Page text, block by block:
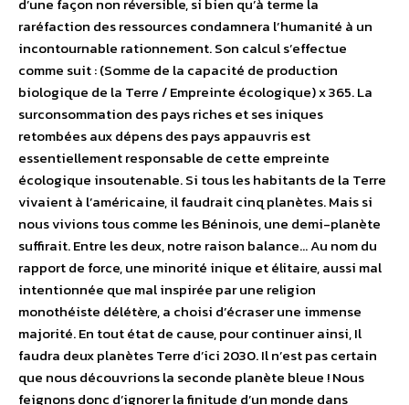
raréfaction des ressources condamnera l’humanité à un
incontournable rationnement. Son calcul s’effectue
comme suit : (Somme de la capacité de production
biologique de la Terre / Empreinte écologique) x 365. La
surconsommation des pays riches et ses iniques
retombées aux dépens des pays appauvris est
essentiellement responsable de cette empreinte
écologique insoutenable. Si tous les habitants de la Terre
vivaient à l’américaine, il faudrait cinq planètes. Mais si
nous vivions tous comme les Béninois, une demi-planète
suffirait. Entre les deux, notre raison balance… Au nom du
rapport de force, une minorité inique et élitaire, aussi mal
intentionnée que mal inspirée par une religion
monothéiste délétère, a choisi d’écraser une immense
majorité. En tout état de cause, pour continuer ainsi, Il
faudra deux planètes Terre d’ici 2030. Il n’est pas certain
que nous découvrions la seconde planète bleue ! Nous
feignons donc d’ignorer la finitude d’un monde dans